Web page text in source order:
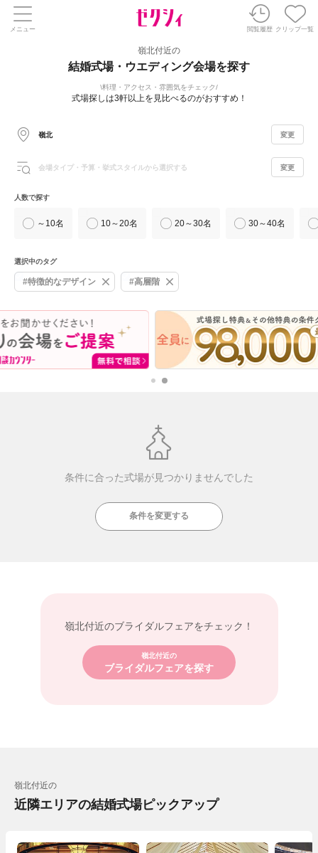
メニュー 閲覧履歴 クリップ一覧
嶺北付近の
結婚式場・ウエディング会場を探す
料理・アクセス・雰囲気をチェック
式場探しは3軒以上を見比べるのがおすすめ！
嶺北 変更
会場タイプ・予算・挙式スタイルから選択する 変更
人数で探す
～10名 10～20名 20～30名 30～40名
選択中のタグ
#特徴的なデザイン #高層階
条件に合った式場が見つかりませんでした
条件を変更する
嶺北付近のブライダルフェアをチェック！
嶺北付近の
ブライダルフェアを探す
嶺北付近の
近隣エリアの結婚式場ピックアップ